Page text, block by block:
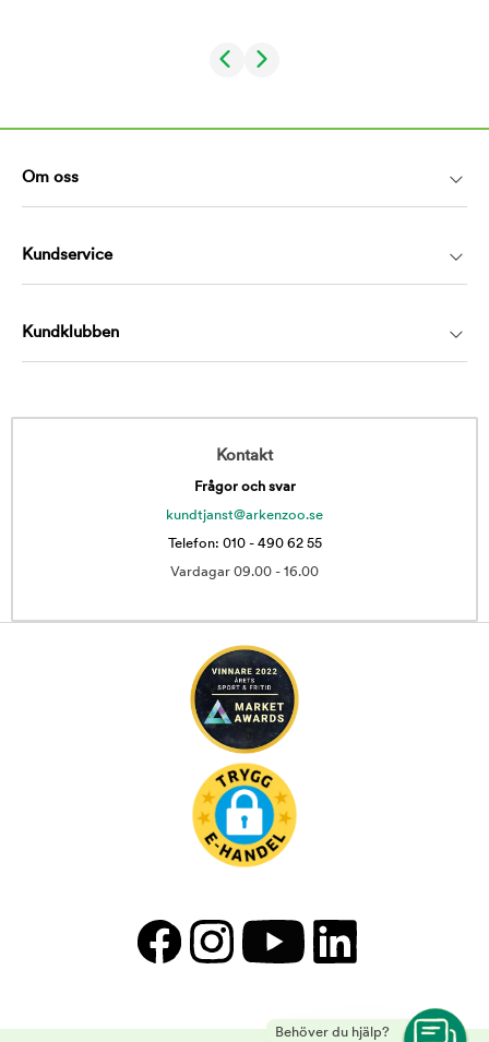
Behöver du hjälp?
Om oss
Kundservice
Kundklubben
Kontakt
Frågor och svar
kundtjanst@arkenzoo.se
Telefon: 010 - 490 62 55
Vardagar 09.00 - 16.00